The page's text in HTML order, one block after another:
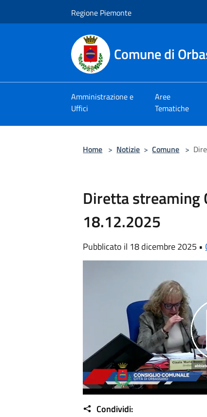
Regione Piemonte
Comune di
Amministrazione e
Uffici
Aree
Tematiche
Home > Notizie > Comune >
Diretta streaming
18.12.2025
Pubblicato il 18 dicembre 2025 •
Condividi: